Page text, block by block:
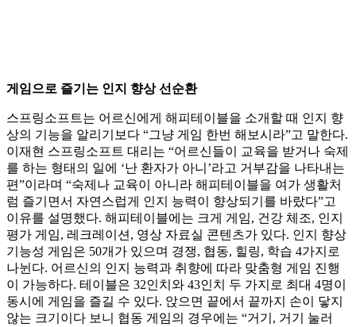
게임으로 즐기는 인지 향상 선순환
스프링소프트는 어르신에게 해피테이블을 소개할 때 인지 향
상의 기능을 알리기보다 “그냥 게임 한번 해보시라”고 말한다.
이재현 스프링소프트 대리는 “어르신들이 교육을 받거나 숙제
를 하는 형태의 일에 ‘난 환자가 아니’라고 거부감을 나타내는
편”이라며 “숙제나 교육이 아니라 해피테이블을 여가 생활처
럼 즐기면서 자연스럽게 인지 능력이 향상되기를 바랐다”고
이유를 설명했다. 해피테이블에는 크게 게임, 건강 체조, 인지
평가 게임, 레크레이션, 영상 자료실 콘텐츠가 있다. 인지 향상
기능성 게임은 50개가 있으며 경쟁, 협동, 힐링, 학습 4가지로
나뉜다. 어르신의 인지 능력과 취향에 따라 맞춤형 게임 진행
이 가능하다. 테이블은 32인치와 43인치 두 가지로 최대 4명이
동시에 게임을 즐길 수 있다. 앉으면 끝에서 끝까지 손이 닿지
않는 크기이다 보니 협동 게임의 경우에는 “거기, 거기 눌러